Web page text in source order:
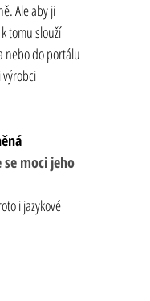
Ale aby ji
tomu slouží
nebo do portálu
výrobci
moci jeho
i jazykové